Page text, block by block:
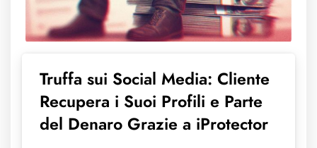
Truffa sui Social Media: Cliente
Recupera i Suoi Profili e Parte
del Denaro Grazie a iProtector